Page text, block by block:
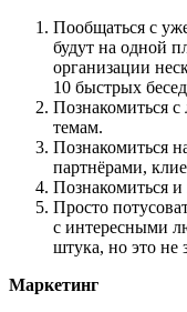
Пообщаться с
будут на одной
организации
10 быстрых бесед
Познакомиться
темам.
Познакомиться
партнёрами,
Познакомиться
Просто
с интересными
штука, но это не
Маркетинг